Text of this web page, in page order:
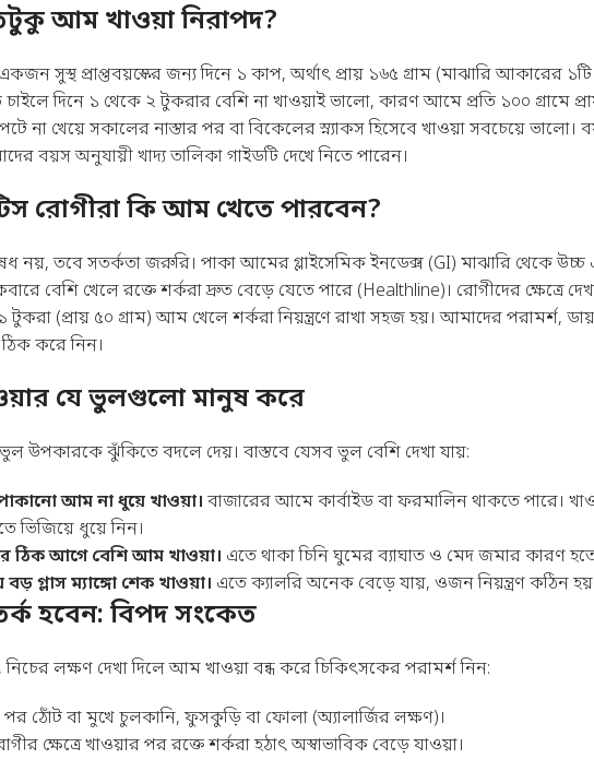
আম খাওয়া নিরাপদ?
সুস্থ প্রাপ্তবয়স্কের জন্য দিনে ১ কাপ, অর্থাৎ প্রায় ১৬৫ গ্রাম (মাঝারি আকারের
দিনে ১ থেকে ২ টুকরার বেশি না খাওয়াই ভালো, কারণ আমে প্রতি ১০০ গ্রামে
না খেয়ে সকালের নাস্তার পর বা বিকেলের স্ন্যাকস হিসেবে খাওয়া সবচেয়ে
বয়স অনুযায়ী খাদ্য তালিকাগাইডটি দেখে নিতে পারেন।
রোগীরা কি আম খেতে পারবেন?
নয়, তবে সতর্কতা জরুরি। পাকা আমের গ্লাইসেমিক ইনডেক্স (GI) মাঝারি থেকে উচ্চ
বেশি খেলে রক্তে শর্করা দ্রুত বেড়ে যেতে পারে (Healthline)। রোগীদের ক্ষেত্রে
(প্রায় ৫০ গ্রাম) আম খেলে শর্করা নিয়ন্ত্রণে রাখা সহজ হয়। আমাদের পরামর্শ,
করে নিন।
যে ভুলগুলো মানুষ করে
উপকারকে ঝুঁকিতে বদলে দেয়। বাস্তবে যেসব ভুল বেশি দেখা যায়:
আম না ধুয়ে খাওয়া। বাজারের আমে কার্বাইড বা ফরমালিন থাকতে পারে।
ভিজিয়ে ধুয়ে নিন।
ঠিক আগে বেশি আম খাওয়া। এতে থাকা চিনি ঘুমের ব্যাঘাত ও মেদ জমার কারণ
বড় গ্লাস ম্যাঙ্গো শেক খাওয়া। এতে ক্যালরি অনেক বেড়ে যায়, ওজন নিয়ন্ত্রণ কঠিন
হবেন: বিপদ সংকেত
লক্ষণ দেখা দিলে আম খাওয়া বন্ধ করে চিকিৎসকের পরামর্শ নিন:
ঠোঁট বা মুখে চুলকানি, ফুসকুড়ি বা ফোলা (অ্যালার্জির লক্ষণ)।
ক্ষেত্রে খাওয়ার পর রক্তে শর্করা হঠাৎ অস্বাভাবিক বেড়ে যাওয়া।